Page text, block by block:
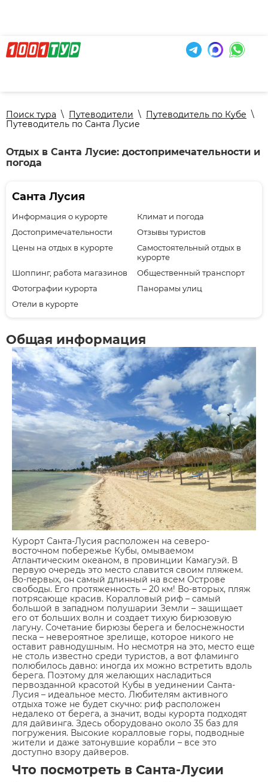
Поиск тура \ Путеводители \ Путеводитель по Кубе \
Путеводитель по Санта Лусие
Отдых в Санта Лусие: достопримечательности и
погода
Санта Лусия
Информация о курорте
Климат и погода
Достопримечательности
Отзывы туристов
Цены на отдых в курорте
Самостоятельный отдых в
курорте
Шоппинг, работа магазинов
Общественный транспорт
Фотографии курорта
Панорамы улиц
Отели в курорте
Общая информация
Курорт Санта-Лусия расположен на северо-
восточном побережье Кубы, омываемом
Атлантическим океаном, в провинции Камагуэй. В
первую очередь это место славится своим пляжем.
Во-первых, он самый длинный на всем Острове
свободы. Его протяженность – 20 км! Во-вторых, пляж
потрясающе красив. Коралловый риф – самый
большой в западном полушарии Земли – защищает
его от больших волн и создает тихую бирюзовую
лагуну. Сочетание бирюзы берега и белоснежности
песка – невероятное зрелище, которое никого не
оставит равнодушным. Но несмотря на это, место еще
не столь известно среди туристов, а вот фламинго
полюбилось давно: иногда их можно встретить вдоль
берега. Поэтому для желающих насладиться
первозданной красотой Кубы в уединении Санта-
Лусия – идеальное место. Любителям активного
отдыха тоже не будет скучно: риф расположен
недалеко от берега, а значит, воды курорта подходят
для дайвинга. Здесь оборудовано около 35 баз для
погружения. Высокие коралловые горы, подводные
жители и даже затонувшие корабли – все это
доступно взору дайверов.
Что посмотреть в Санта-Лусии